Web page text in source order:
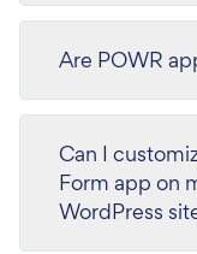
Are POWR
Can I
Form app on
WordPress